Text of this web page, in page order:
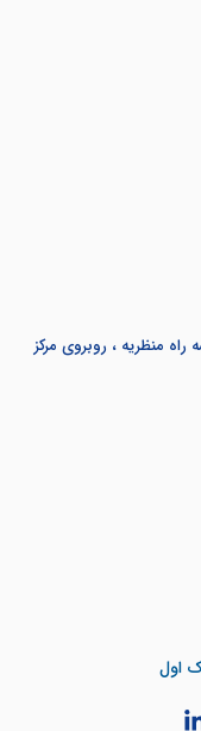
منظریه ، روبروی مرکز
اول